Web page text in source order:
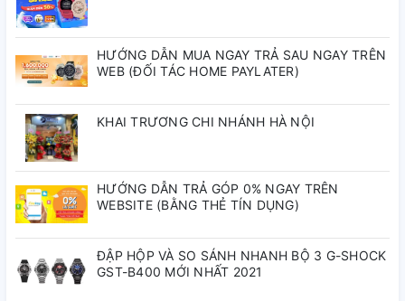
cách ăn mặc.
✅Bộ máy Quartz
Dây cao su cao cấp– Chống nước, chống mồ hôi, nhẹ
nhàng khi đeo.
hồ luôn sáng đẹp.
✅Chống nước 50M
– An tâm khi rửa tay, đi mưa nhẹ hoặc
sinh hoạt thường ngày.
Thông số kỹ thuật
Thương hiệu: Carnival
Mã sản phẩm:8168L-VT-DCS-T1
Loại máy:Quartz (Pin)
HƯỚNG DẪN MUA NGAY TRẢ SAU NGAY TRÊN
WEB (ĐỐI TÁC HOME PAYLATER)
KHAI TRƯƠNG CHI NHÁNH HÀ NỘI
HƯỚNG DẪN TRẢ GÓP 0% NGAY TRÊN
WEBSITE (BẰNG THẺ TÍN DỤNG)
ĐẬP HỘP VÀ SO SÁNH NHANH BỘ 3 G-SHOCK
GST-B400 MỚI NHẤT 2021